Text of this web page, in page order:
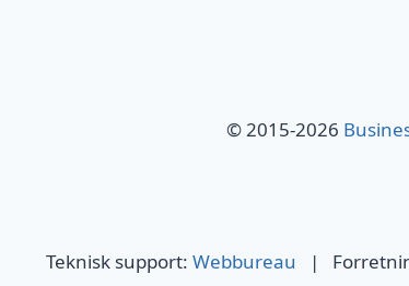
© 2015-2026
Teknisk support: Webbureau |